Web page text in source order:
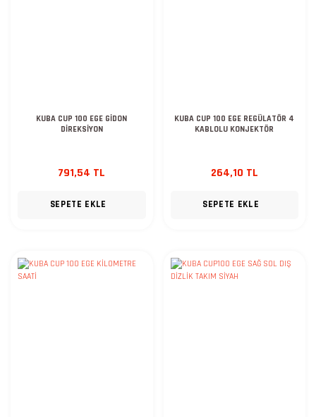
KUBA CUP 100 EGE GİDON
DİREKSİYON
791,54 TL
SEPETE EKLE
KUBA CUP 100 EGE REGÜLATÖR 4
KABLOLU KONJEKTÖR
264,10 TL
SEPETE EKLE